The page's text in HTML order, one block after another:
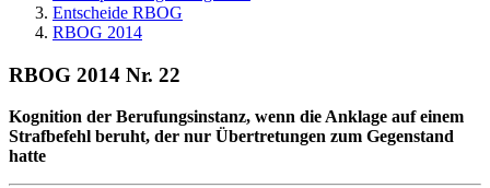
Entscheide RBOG
RBOG 2014
RBOG 2014 Nr. 22
Kognition der Berufungsinstanz, wenn die Anklage auf einem
Strafbefehl beruht, der nur Übertretungen zum Gegenstand
hatte